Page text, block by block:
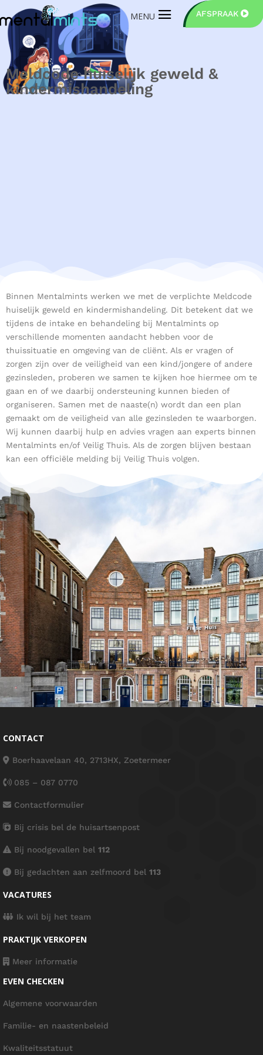
AFSPRAAK
Meldcode huiselijk geweld &
kindermishandeling
Binnen Mentalmints werken we met de verplichte Meldcode
huiselijk geweld en kindermishandeling. Dit betekent dat we
tijdens de intake en behandeling bij Mentalmints op
verschillende momenten aandacht hebben voor de
thuissituatie en omgeving van de cliënt. Als er vragen of
zorgen zijn over de veiligheid van een kind/jongere of andere
gezinsleden, proberen we samen te kijken hoe hiermee om te
gaan en of we daarbij ondersteuning kunnen bieden of
organiseren. Samen met de naaste(n) wordt dan een plan
gemaakt om de veiligheid van alle gezinsleden te waarborgen.
Wij kunnen daarbij hulp en advies vragen aan experts binnen
Mentalmints en/of Veilig Thuis. Als de zorgen blijven bestaan
kan een officiële melding bij Veilig Thuis volgen.
CONTACT
Boerhaavelaan 40, 2713HX, Zoetermeer
085 – 087 0770
Contactformulier
Bij crisis bel de huisartsenpost
Bij noodgevallen bel 112
Bij gedachten aan zelfmoord bel 113
VACATURES
Ik wil bij het team
PRAKTIJK VERKOPEN
Meer informatie
EVEN CHECKEN
Algemene voorwaarden
Familie- en naastenbeleid
Kwaliteitsstatuut